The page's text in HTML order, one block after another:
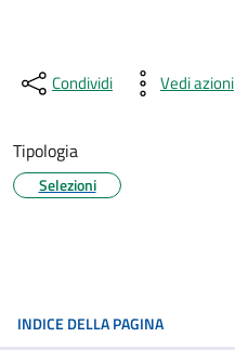
Condividi Vedi azioni
Tipologia
Selezioni
INDICE DELLA PAGINA